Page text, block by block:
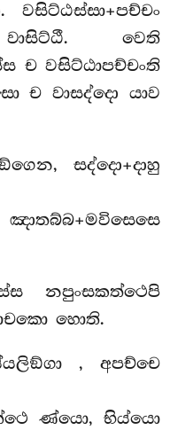
වෙති
ච වසිට්ඨාපච්චංති
ච වාසද්දො යාව
සද්දො+දාහු
නපුංසකත්ථෙපි
හොති.
, අපච්චෙ
ණ්යො, භිය්යො